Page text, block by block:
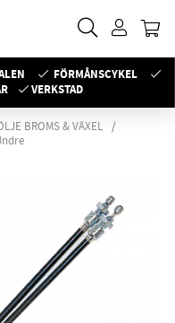
FÖRMÅNSCYKEL
VERKSTAD
BROMS & VÄXEL